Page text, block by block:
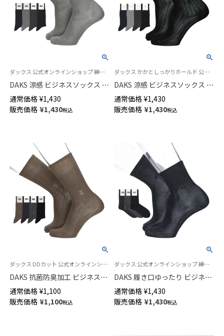
ダックス 公式オンラインショップ 紳士 靴下
DAKS 涼感 ビジネスソックス 強
撚糸 足底鹿の子編み 抗菌防臭
消臭加工 ダイヤリンクス クル
ー丈 メンズ 02502575
通常価格 ¥1,430
販売価格 ¥1,430税込
ダックス かかとしっかりホールド 公式オンラインショップ 紳士 靴下
DAKS 涼感 ビジネスソックス 小
寸 大寸 強撚糸 足底メッシュ 抗
菌防臭 ストライプ クルー丈 メ
ンズ 02502567
通常価格 ¥1,430
販売価格 ¥1,430税込
ダックス DDカット 公式オンラインショップ 紳士 靴下
DAKS 抗菌防臭加工 ビジネスソ
ックス 小寸 大寸 平無地 タック
ストライプ クルー丈 メンズ
02502571
通常価格 ¥1,100
販売価格 ¥1,100税込
ダックス 公式オンラインショップ 紳士 靴下
DAKS 履き口ゆったり ビジネス
ソックス 平無地 かかとしっか
りホールド 抗菌防臭 20cmミド
ル丈 メンズ 02502576
通常価格 ¥1,430
販売価格 ¥1,430税込